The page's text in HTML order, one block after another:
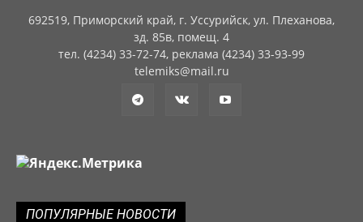
692519, Приморский край, г. Уссурийск, ул. Плеханова,
зд. 85в, помещ. 4
тел. (4234) 33-72-74, реклама (4234) 33-93-99
telemiks@mail.ru
ПОПУЛЯРНЫЕ НОВОСТИ